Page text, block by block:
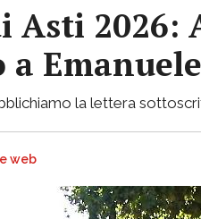
Asti 2026:
la lettera
web